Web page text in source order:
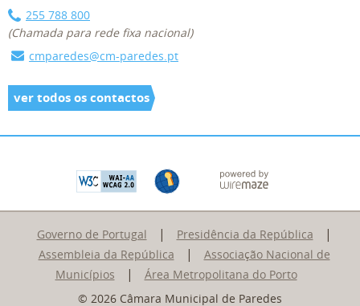
255 788 800
(Chamada para rede fixa nacional)
cmparedes@cm-paredes.pt
ver todos os contactos
Governo de Portugal | Presidência da República |
Assembleia da República |
Associação Nacional de
Municípios
|
Área Metropolitana do Porto
© 2026 Câmara Municipal de Paredes